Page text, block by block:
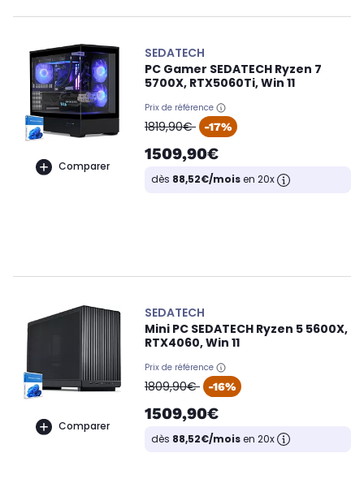
Comparer
SEDATECH
PC Gamer SEDATECH Ryzen 7
5700X, RTX5060Ti, Win 11
Prix de référence
oldPrice
1819,90€ -17%
1509,90€
dès 88,52€/moisen 20x
Comparer
SEDATECH
Mini PC SEDATECH Ryzen 5 5600X,
RTX4060, Win 11
Prix de référence
oldPrice
1809,90€ -16%
1509,90€
dès 88,52€/moisen 20x